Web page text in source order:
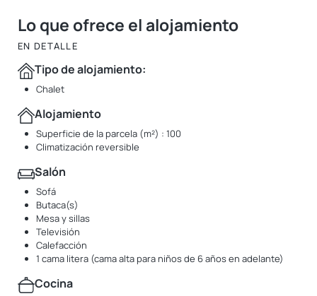
Lo que ofrece el alojamiento
EN DETALLE
Tipo de alojamiento:
Chalet
Alojamiento
Superficie de la parcela (m²) : 100
Climatización reversible
Salón
Sofá
Butaca(s)
Mesa y sillas
Televisión
Calefacción
1 cama litera (cama alta para niños de 6 años en adelante)
Cocina